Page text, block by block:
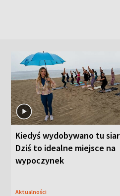
Kiedyś wydobywano tu
Dziś to idealne miejsce na
wypoczynek
Aktualności